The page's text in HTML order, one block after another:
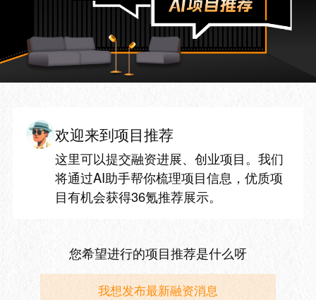
欢迎来到项目推荐
这里可以提交融资进展、创业项目。我们
将通过AI助手帮你梳理项目信息，优质项
目有机会获得36氪推荐展示。
您希望进行的项目推荐是什么呀
我想发布最新融资消息